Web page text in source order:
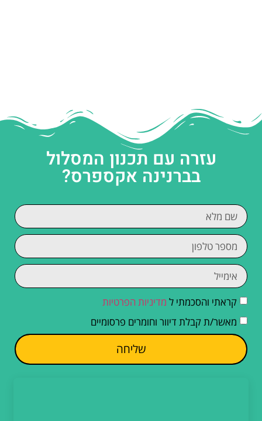
עזרה עם תכנון המסלול
בברנינה אקספרס?
קראתי והסכמתי ל מדיניות הפרטיות
מאשר/ת קבלת דיוור וחומרים פרסומיים
שליחה